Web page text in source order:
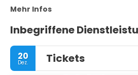
Mehr Infos
Inbegriffene
20
Dez. Tickets